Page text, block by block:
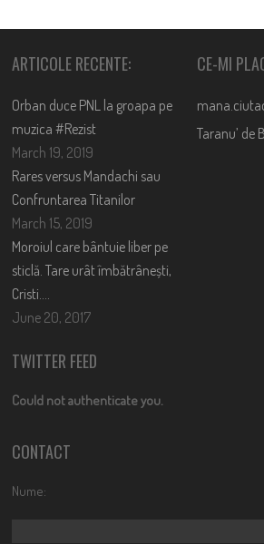
ARTICOLE RECENTE:
Orban duce PNL la groapa pe
muzica #Rezist
March 19, 2019
Rares versus Mandachi sau
Confruntarea Titanilor
March 15, 2019
Moroiul care bântuie liber pe
sticlă. Tare urât îmbătrânești,
Cristi….
June 20, 2017
CE-MI
Taranu’ de
TWITTER FEED
Could not authenticate you.
CONTACT
Nume: